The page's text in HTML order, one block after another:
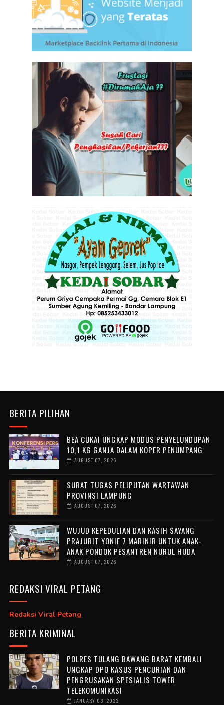
BERITA PILIHAN
BEA CUKAI UNGKAP MODUS PENYELUNDUPAN
10,1 KG GANJA DALAM KOPER PENUMPANG
AUGUST 07, 2026
SURAT TUGAS PELIPUTAN WARTAWAN
PROVINSI LAMPUNG
AUGUST 07, 2026
WUJUD KEPEDULIAN DAN KASIH SAYANG
PRAJURIT YONIF 7 MARINIR UNTUK ANAK-
ANAK PONDOK PESANTREN NURUL HUDA ‎
AUGUST 07, 2026
REDAKSI VIRAL PETANG
Redaksi Viral Petang
BERITA KRIMINAL
POLRES TULANG BAWANG BARAT KEMBALI
UNGKAP DPO KASUS PENCURIAN DAN
PENGRUSAKAN SPESIALIS TOWER
TELEKOMUNIKASI
JANUARY 03, 2022